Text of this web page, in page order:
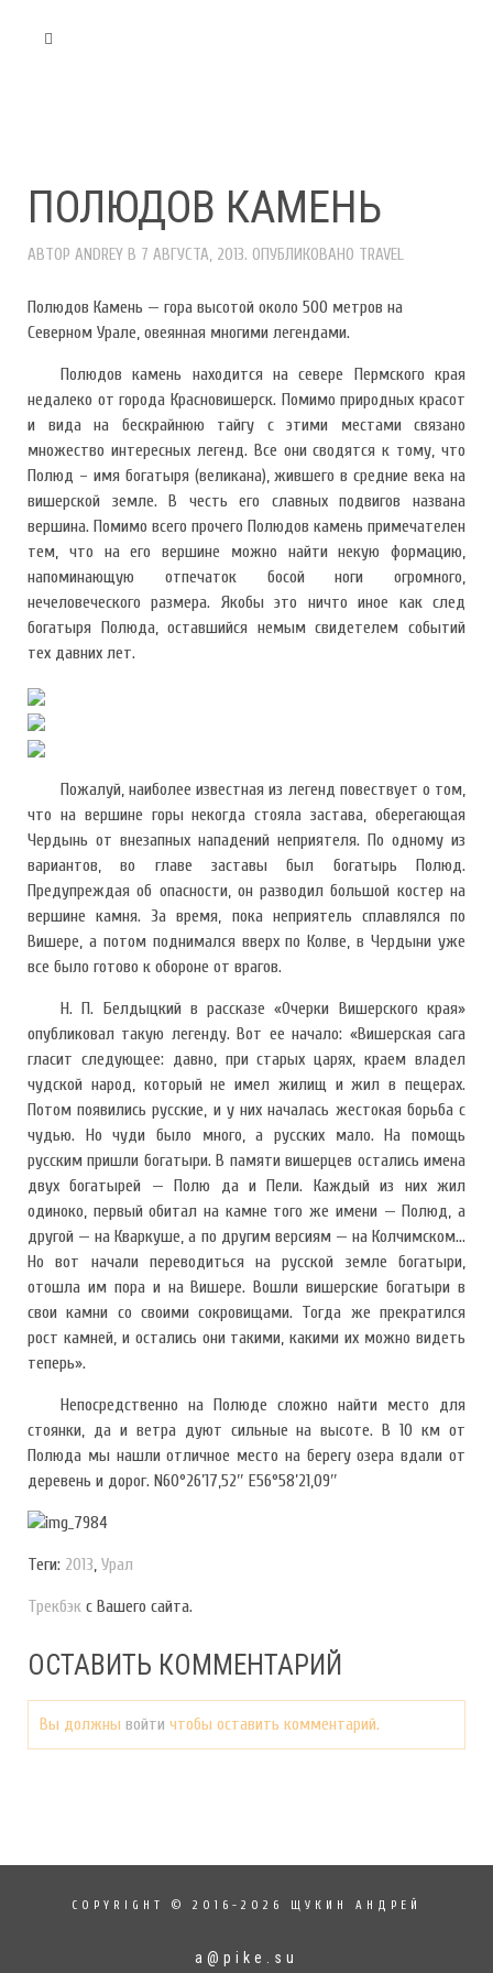
ПОЛЮДОВ КАМЕНЬ
АВТОР ANDREY В 7 АВГУСТА, 2013. ОПУБЛИКОВАНО TRAVEL
Полюдов Камень — гора высотой около 500 метров на
Северном Урале, овеянная многими легендами.
Полюдов камень находится на севере Пермского края
недалеко от города Красновишерск. Помимо природных красот
и вида на бескрайнюю тайгу с этими местами связано
множество интересных легенд. Все они сводятся к тому, что
Полюд – имя богатыря (великана), жившего в средние века на
вишерской земле. В честь его славных подвигов названа
вершина. Помимо всего прочего Полюдов камень примечателен
тем, что на его вершине можно найти некую формацию,
напоминающую отпечаток босой ноги огромного,
нечеловеческого размера. Якобы это ничто иное как след
богатыря Полюда, оставшийся немым свидетелем событий
тех давних лет.
Пожалуй, наиболее известная из легенд повествует о том,
что на вершине горы некогда стояла застава, оберегающая
Чердынь от внезапных нападений неприятеля. По одному из
вариантов, во главе заставы был богатырь Полюд.
Предупреждая об опасности, он разводил большой костер на
вершине камня. За время, пока неприятель сплавлялся по
Вишере, а потом поднимался вверх по Колве, в Чердыни уже
все было готово к обороне от врагов.
Н. П. Белдыцкий в рассказе «Очерки Вишерского края»
опубликовал такую легенду. Вот ее начало: «Вишерская сага
гласит следующее: давно, при старых царях, краем владел
чудской народ, который не имел жилищ и жил в пещерах.
Потом появились русские, и у них началась жестокая борьба с
чудью. Но чуди было много, а русских мало. На помощь
русским пришли богатыри. В памяти вишерцев остались имена
двух богатырей — Полю да и Пели. Каждый из них жил
одиноко, первый обитал на камне того же имени — Полюд, а
другой — на Кваркуше, а по другим версиям — на Колчимском…
Но вот начали переводиться на русской земле богатыри,
отошла им пора и на Вишере. Вошли вишерские богатыри в
свои камни со своими сокровищами. Тогда же прекратился
рост камней, и остались они такими, какими их можно видеть
теперь».
Непосредственно на Полюде сложно найти место для
стоянки, да и ветра дуют сильные на высоте. В 10 км от
Полюда мы нашли отличное место на берегу озера вдали от
деревень и дорог. N60°26’17,52″ E56°58’21,09″
Теги: 2013, Урал
Трекбэк с Вашего сайта.
ОСТАВИТЬ КОММЕНТАРИЙ
Вы должны войти чтобы оставить комментарий.
COPYRIGHT © 2016-2026 ЩУКИН АНДРЕЙ
a@pike.su